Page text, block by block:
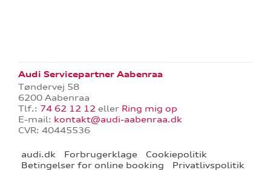
Audi Servicepartner Aabenraa
Tøndervej 58
6200 Aabenraa
Tlf.: 74 62 12 12 eller Ring mig op
E-mail: kontakt@audi-aabenraa.dk
CVR: 40445536
audi.dk Forbrugerklage
Cookiepolitik
Betingelser for online booking
Privatlivspolitik